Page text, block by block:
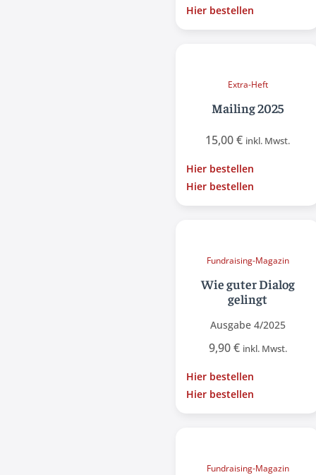
Hier bestellen
Extra-Heft
Mailing 2025
15,00€ inkl. Mwst.
Hier bestellen
Hier bestellen
Fundraising-Magazin
Wie guter Dialog
gelingt
Ausgabe 4/2025
9,90€ inkl. Mwst.
Hier bestellen
Hier bestellen
Fundraising-Magazin